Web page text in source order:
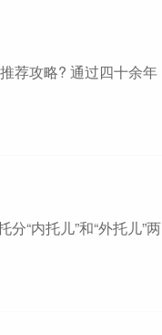
荐攻略? 通过四十余年
“内托儿”和“外托儿”两